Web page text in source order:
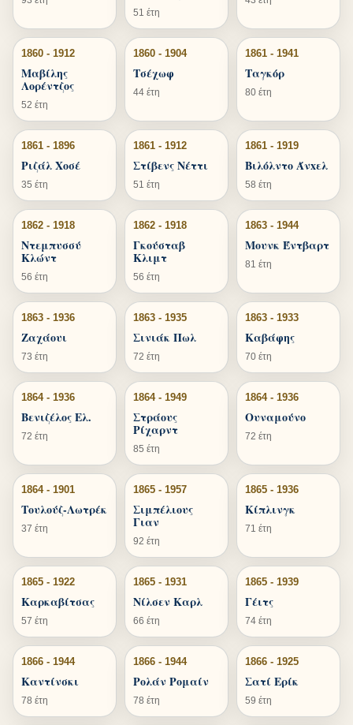
51 έτη
1860 - 1912
Μαβίλης
Λορέντζος
52 έτη
1860 - 1904
Τσέχωφ
44 έτη
1861 - 1941
Ταγκόρ
80 έτη
1861 - 1896
Ριζάλ Χοσέ
35 έτη
1861 - 1912
Στίβενς Νέττι
51 έτη
1861 - 1919
Βιλόλντο Άνxελ
58 έτη
1862 - 1918
Ντεμπυσσύ
Κλώντ
56 έτη
1862 - 1918
Γκούσταβ
Κλιμτ
56 έτη
1863 - 1944
Μουνκ Έντβαρτ
81 έτη
1863 - 1936
Ζαχάουι
73 έτη
1863 - 1935
Σινιάκ Πωλ
72 έτη
1863 - 1933
Καβάφης
70 έτη
1864 - 1936
Βενιζέλος Ελ.
72 έτη
1864 - 1949
Στράους
Ρίχαρντ
85 έτη
1864 - 1936
Ουναμούνο
72 έτη
1864 - 1901
Τουλούζ-Λωτρέκ
37 έτη
1865 - 1957
Σιμπέλιους
Γιαν
92 έτη
1865 - 1936
Κίπλινγκ
71 έτη
1865 - 1922
Καρκαβίτσας
57 έτη
1865 - 1931
Νίλσεν Καρλ
66 έτη
1865 - 1939
Γέιτς
74 έτη
1866 - 1944
Καντίνσκι
78 έτη
1866 - 1944
Ρολάν Ρομαίν
78 έτη
1866 - 1925
Σατί Ερίκ
59 έτη